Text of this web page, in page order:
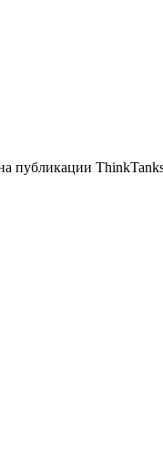
публикации ThinkTanks